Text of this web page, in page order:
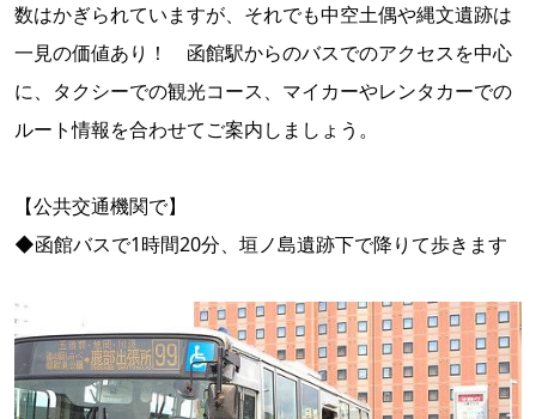
数はかぎられていますが、それでも中空土偶や縄文遺跡は
一見の価値あり！ 函館駅からのバスでのアクセスを中心
に、タクシーでの観光コース、マイカーやレンタカーでの
ルート情報を合わせてご案内しましょう。
【公共交通機関で】
◆函館バスで1時間20分、垣ノ島遺跡下で降りて歩きます